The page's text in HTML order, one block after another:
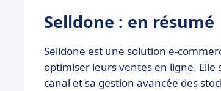
Selldone : en résumé
Selldone est une solution e-
optimiser leurs ventes en ligne.
canal et sa gestion avancée des